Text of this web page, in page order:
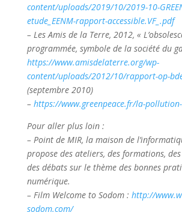
content/uploads/2019/10/2019-10-
etude_EENM-rapport-accessible.VF_.pdf
– Les Amis de la Terre, 2012, «
programmée, symbole de la société du
https://www.amisdelaterre.org/wp-
content/uploads/2012/10/rapport-op-
(septembre 2010)
– https://www.greenpeace.fr/la-
Pour aller plus loin :
– Point de MIR, la maison de
propose des ateliers, des formations,
des débats sur le thème des bonnes
numérique.
– Film Welcome to Sodom : http://
sodom.com/